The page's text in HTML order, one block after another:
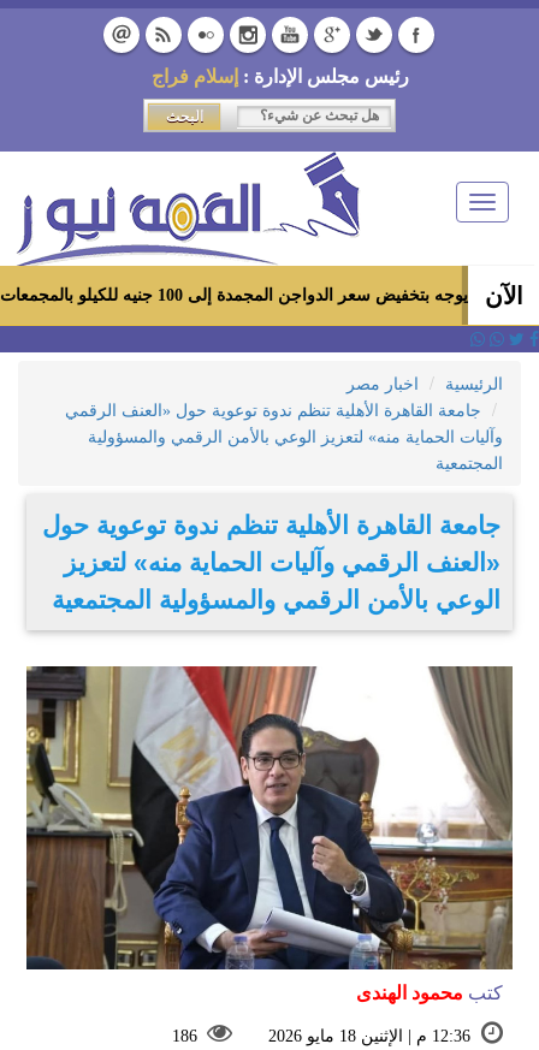
رئيس مجلس الإدارة : إسلام فراج
Toggle
navigation
الآن
سعر الدواجن المجمدة إلى 100 جنيه للكيلو بالمجمعات الاستهلاكية ومعارض «أهلاً رمضان»
الرئيسية
اخبار مصر
جامعة القاهرة الأهلية تنظم ندوة توعوية حول «العنف الرقمي
وآليات الحماية منه» لتعزيز الوعي بالأمن الرقمي والمسؤولية
المجتمعية
جامعة القاهرة الأهلية تنظم ندوة توعوية حول
«العنف الرقمي وآليات الحماية منه» لتعزيز
الوعي بالأمن الرقمي والمسؤولية المجتمعية
كتب محمود الهندى
12:36 م | الإثنين 18 مايو 2026 186